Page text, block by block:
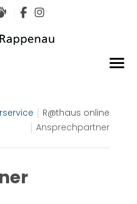
Sprache
Gebärdensprachen
R@thaus online
Ansprechpartner